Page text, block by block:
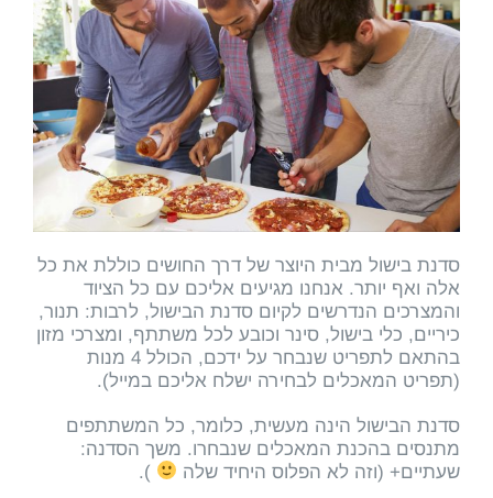
סדנת בישול מבית היוצר של דרך החושים כוללת את כל
אלה ואף יותר. אנחנו מגיעים אליכם עם כל הציוד
והמצרכים הנדרשים לקיום סדנת הבישול, לרבות: תנור,
כיריים, כלי בישול, סינר וכובע לכל משתתף, ומצרכי מזון
בהתאם לתפריט שנבחר על ידכם, הכולל 4 מנות
(תפריט המאכלים לבחירה ישלח אליכם במייל).
סדנת הבישול הינה מעשית, כלומר, כל המשתתפים
מתנסים בהכנת המאכלים שנבחרו. משך הסדנה:
שעתיים+ (וזה לא הפלוס היחיד שלה
).